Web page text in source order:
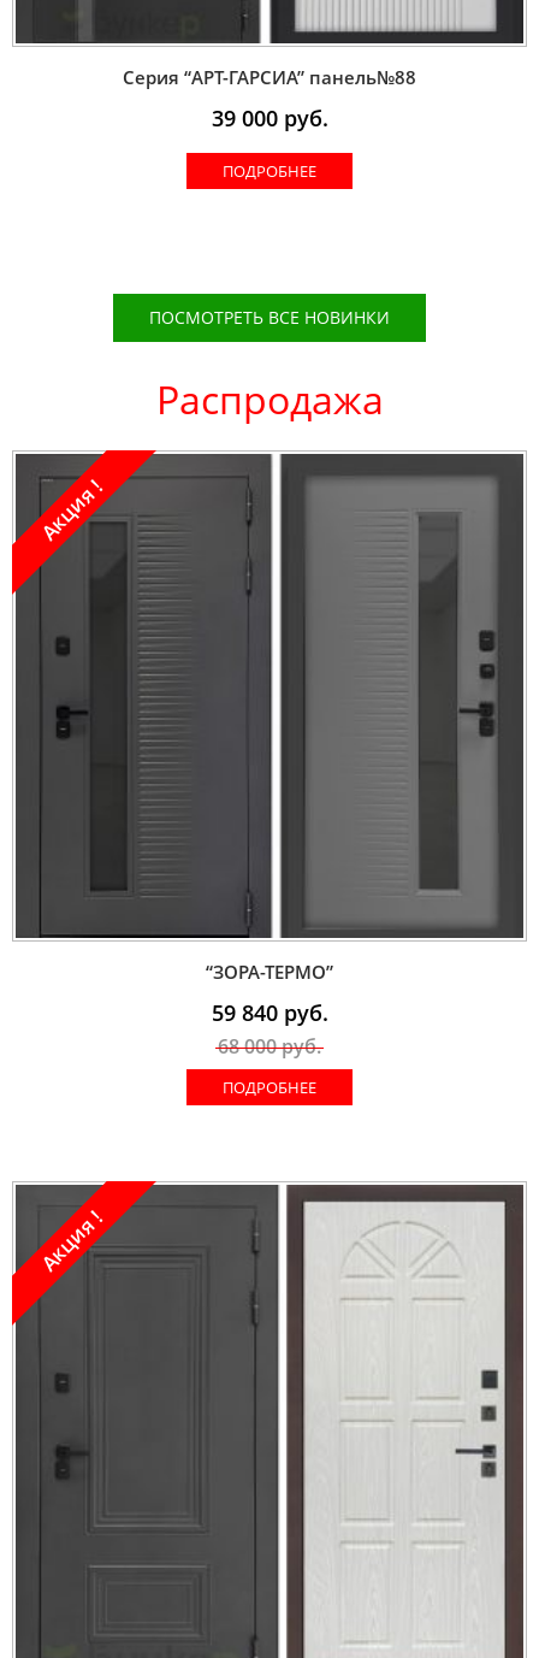
Серия “AРT-ГАРСИА” панель№88
39 000руб.
ПОДРОБНЕЕ
ПОСМОТРЕТЬ ВСЕ НОВИНКИ
Распродажа
Акция !
“ЗОРА-ТЕРМО”
59 840руб.
68 000руб.
ПОДРОБНЕЕ
Акция !